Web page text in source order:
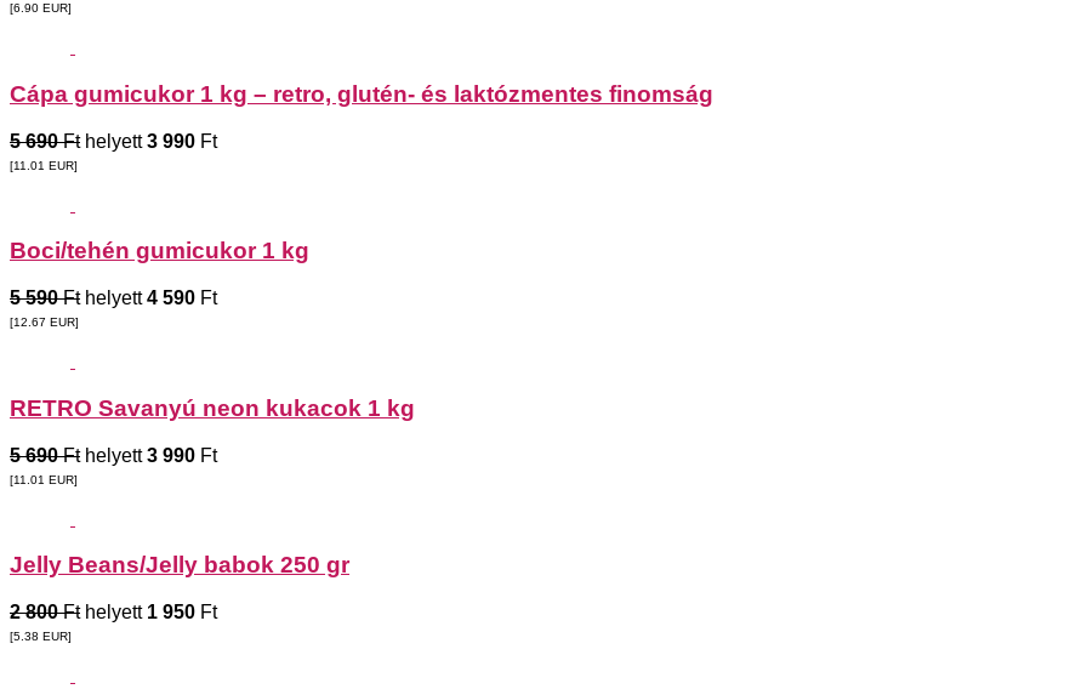
[6.90 EUR]
Cápa gumicukor 1 kg – retro, glutén- és laktózmentes finomság
5 690 Fthelyett3 990 Ft
[11.01 EUR]
Boci/tehén gumicukor 1 kg
5 590 Fthelyett4 590 Ft
[12.67 EUR]
RETRO Savanyú neon kukacok 1 kg
5 690 Fthelyett3 990 Ft
[11.01 EUR]
Jelly Beans/Jelly babok 250 gr
2 800 Fthelyett 1 950 Ft
[5.38 EUR]